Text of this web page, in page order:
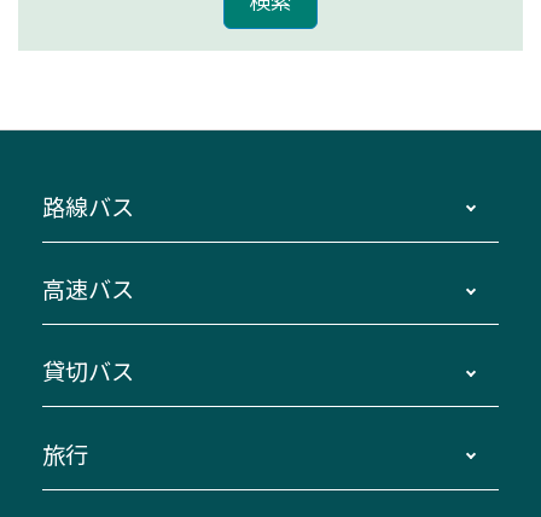
路線バス
主要停留所案内図・時刻表
路線バスのご利用方法
三重交通接近情報バスロケーションシステム
ダイヤ改正情報
高速バス
南紀・VISON～横浜・東京・埼玉
伊賀～名古屋
貸切バス
貸切バスのご利用について
旅行